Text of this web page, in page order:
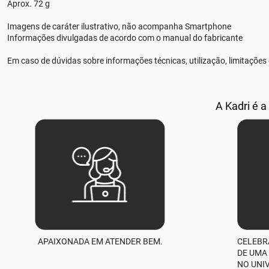
Aprox. 72 g
Imagens de caráter ilustrativo, não acompanha Smartphone
Informações divulgadas de acordo com o manual do fabricante
Em caso de dúvidas sobre informações técnicas, utilização,
A Kadri é
APAIXONADA EM ATENDER BEM.
DE
NO